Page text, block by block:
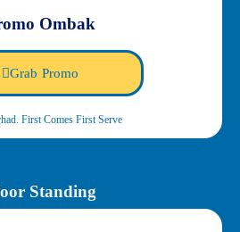
Ombak
Grab Promo
First Comes First Serve
Standing